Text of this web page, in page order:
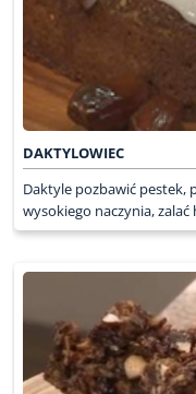
DAKTYLOWIEC
Daktyle pozbawić pestek,
wysokiego naczynia, zalać